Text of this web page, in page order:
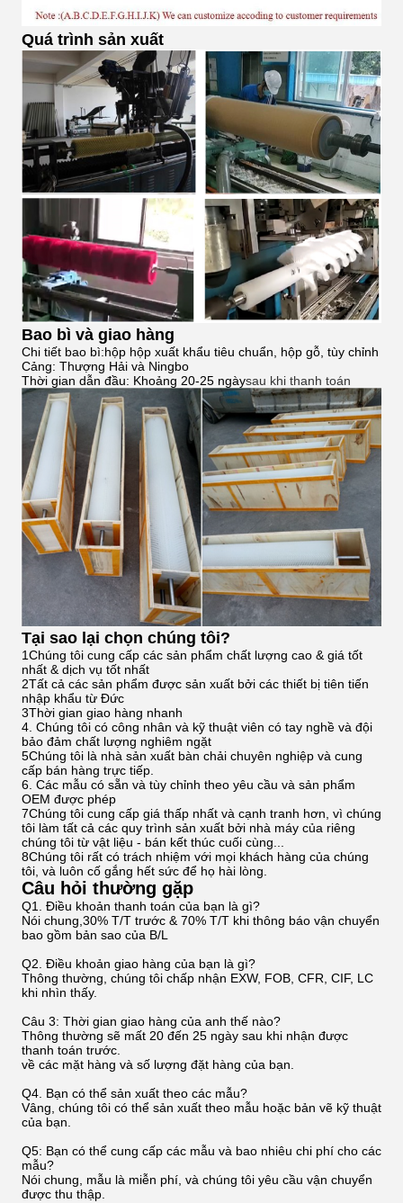
Quá trình sản xuất
Bao bì và giao hàng
Chi tiết bao bì:hộp hộp xuất khẩu tiêu chuẩn, hộp gỗ, tùy chỉnh
Cảng: Thượng Hải và Ningbo
Thời gian dẫn đầu: Khoảng 20-25 ngàysau khi thanh toán
Tại sao lại chọn chúng tôi?
1Chúng tôi cung cấp các sản phẩm chất lượng cao & giá tốt
nhất & dịch vụ tốt nhất
2Tất cả các sản phẩm được sản xuất bởi các thiết bị tiên tiến
nhập khẩu từ Đức
3Thời gian giao hàng nhanh
4. Chúng tôi có công nhân và kỹ thuật viên có tay nghề và đội
bảo đảm chất lượng nghiêm ngặt
5Chúng tôi là nhà sản xuất bàn chải chuyên nghiệp và cung
cấp bán hàng trực tiếp.
6. Các mẫu có sẵn và tùy chỉnh theo yêu cầu và sản phẩm
OEM được phép
7Chúng tôi cung cấp giá thấp nhất và cạnh tranh hơn, vì chúng
tôi làm tất cả các quy trình sản xuất bởi nhà máy của riêng
chúng tôi từ vật liệu - bán kết thúc cuối cùng...
8Chúng tôi rất có trách nhiệm với mọi khách hàng của chúng
tôi, và luôn cố gắng hết sức để họ hài lòng.
Câu hỏi thường gặp
Q1. Điều khoản thanh toán của bạn là gì?
Nói chung,30% T/T trước & 70% T/T khi thông báo vận chuyển
bao gồm bản sao của B/L
Q2. Điều khoản giao hàng của bạn là gì?
Thông thường, chúng tôi chấp nhận EXW, FOB, CFR, CIF, LC
khi nhìn thấy.
Câu 3: Thời gian giao hàng của anh thế nào?
Thông thường sẽ mất 20 đến 25 ngày sau khi nhận được
thanh toán trước.
về các mặt hàng và số lượng đặt hàng của bạn.
Q4. Bạn có thể sản xuất theo các mẫu?
Vâng, chúng tôi có thể sản xuất theo mẫu hoặc bản vẽ kỹ thuật
của bạn.
Q5: Bạn có thể cung cấp các mẫu và bao nhiêu chi phí cho các
mẫu?
Nói chung, mẫu là miễn phí, và chúng tôi yêu cầu vận chuyển
được thu thập.